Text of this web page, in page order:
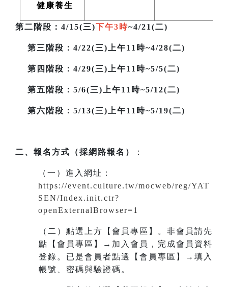
健康養生
第二階段 ：4/15(三)下午3時~4/21(二)
第三階段 ：4/22(三)上午11時~4/28(二)
第四階段：4/29(三)上午11時~5/5(二)
第五階段：5/6(三)上午11時~5/12(二)
第六階段：5/13(三)上午11時~5/19(二)
二、報名方式（採網路報名） ：
（一）進入網址 ：
https://event.culture.tw/mocweb/reg/YAT
SEN/Index.init.ctr?
openExternalBrowser=1
（二）點選上方【會員專區】。非會員請先
點【會員專區】→加入會員，完成會員資料
登錄。已是會員者點選【會員專區】→填入
帳號、密碼與驗證碼。